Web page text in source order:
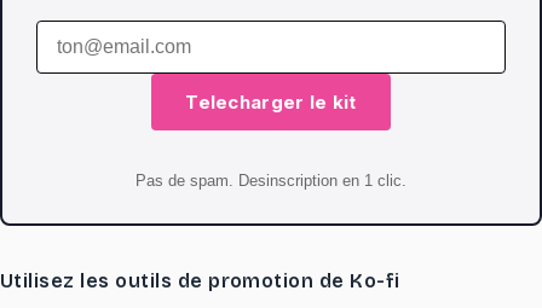
Telecharger le kit
Pas de spam. Desinscription en 1 clic.
Utilisez les outils de promotion de Ko-fi